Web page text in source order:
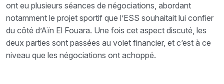
ont eu plusieurs séances de négociations, abordant
notamment le projet sportif que l’ESS souhaitait lui confier
du côté d’Aïn El Fouara. Une fois cet aspect discuté, les
deux parties sont passées au volet financier, et c’est à ce
niveau que les négociations ont achoppé.